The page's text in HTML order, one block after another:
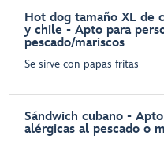
Hot dog tamaño XL de
y chile - Apto para
pescado/mariscos
Se sirve con papas fritas
Sándwich cubano -
alérgicas al pescado o